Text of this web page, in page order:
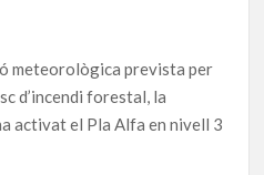
meteorològica prevista per
d’incendi forestal, la
activat el Pla Alfa en nivell 3